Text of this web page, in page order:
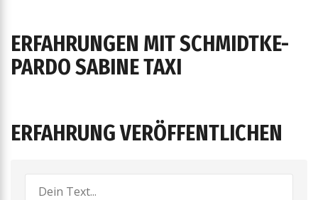
ERFAHRUNGEN MIT SCHMIDTKE-
PARDO SABINE TAXI
ERFAHRUNG VERÖFFENTLICHEN